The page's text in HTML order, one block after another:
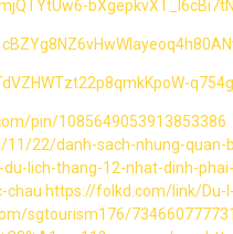
pin/1085649053913853386
22/danh-sach-nhung-
lich-thang-12-nhat-dinh-
chau https://folkd.com/link/Du-
sgtourism176/